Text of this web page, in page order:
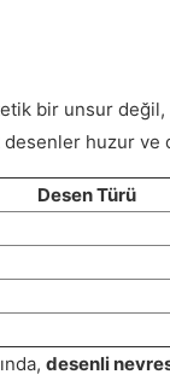
bir unsur değil,
desenler huzur ve
Desen Türü
desenli